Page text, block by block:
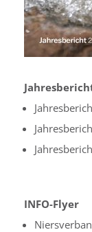
INFO-Flyer